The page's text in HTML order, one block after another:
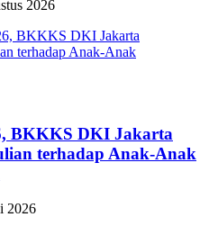
2026
BKKKS DKI Jakarta
terhadap Anak-Anak
2026